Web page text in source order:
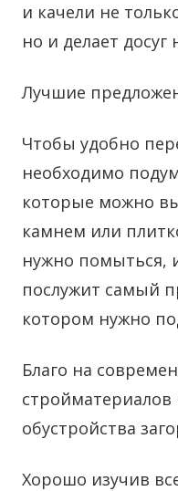
и качели не
но и делает
Лучшие
Чтобы удобно
необходимо
которые можно
камнем или
нужно помыться,
послужит самый
котором нужно
Благо на
стройматериалов
обустройства
Хорошо изучив